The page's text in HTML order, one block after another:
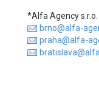
*Alfa Agency s.r.o.
brno@alfa-
praha@alfa-